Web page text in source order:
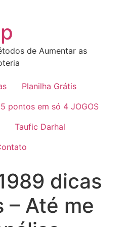
de Aumentar as
Planilha Grátis
pontos em só 4 JOGOS
Taufic Darhal
dicas
– Até me